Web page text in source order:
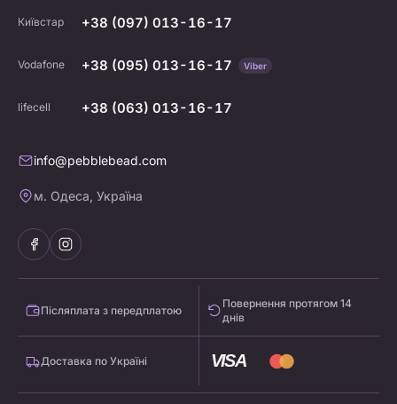
Київстар +38 (097) 013-16-17
Vodafone +38 (095) 013-16-17 Viber
lifecell +38 (063) 013-16-17
info@pebblebead.com
м. Одеса, Україна
Післяплата з передплатою
Повернення протягом 14
днів
Доставка по Україні VISA